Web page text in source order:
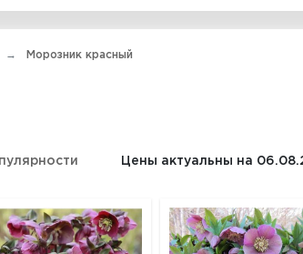
Морозник красный
Цены актуальны на